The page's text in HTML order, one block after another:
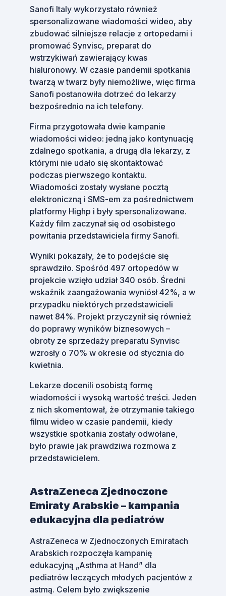
Sanofi Italy wykorzystało również
spersonalizowane wiadomości wideo, aby
zbudować silniejsze relacje z ortopedami i
promować Synvisc, preparat do
wstrzykiwań zawierający kwas
hialuronowy. W czasie pandemii spotkania
twarzą w twarz były niemożliwe, więc firma
Sanofi postanowiła dotrzeć do lekarzy
bezpośrednio na ich telefony.
Firma przygotowała dwie kampanie
wiadomości wideo: jedną jako kontynuację
zdalnego spotkania, a drugą dla lekarzy, z
którymi nie udało się skontaktować
podczas pierwszego kontaktu.
Wiadomości zostały wysłane pocztą
elektroniczną i SMS-em za pośrednictwem
platformy Highp i były spersonalizowane.
Każdy film zaczynał się od osobistego
powitania przedstawiciela firmy Sanofi.
Wyniki pokazały, że to podejście się
sprawdziło. Spośród 497 ortopedów w
projekcie wzięło udział 340 osób. Średni
wskaźnik zaangażowania wyniósł 42%, a w
przypadku niektórych przedstawicieli
nawet 84%. Projekt przyczynił się również
do poprawy wyników biznesowych –
obroty ze sprzedaży preparatu Synvisc
wzrosły o 70% w okresie od stycznia do
kwietnia.
Lekarze docenili osobistą formę
wiadomości i wysoką wartość treści. Jeden
z nich skomentował, że otrzymanie takiego
filmu wideo w czasie pandemii, kiedy
wszystkie spotkania zostały odwołane,
było prawie jak prawdziwa rozmowa z
przedstawicielem.
AstraZeneca Zjednoczone
Emiraty Arabskie – kampania
edukacyjna dla pediatrów
AstraZeneca w Zjednoczonych Emiratach
Arabskich rozpoczęła kampanię
edukacyjną „Asthma at Hand” dla
pediatrów leczących młodych pacjentów z
astmą. Celem było zwiększenie